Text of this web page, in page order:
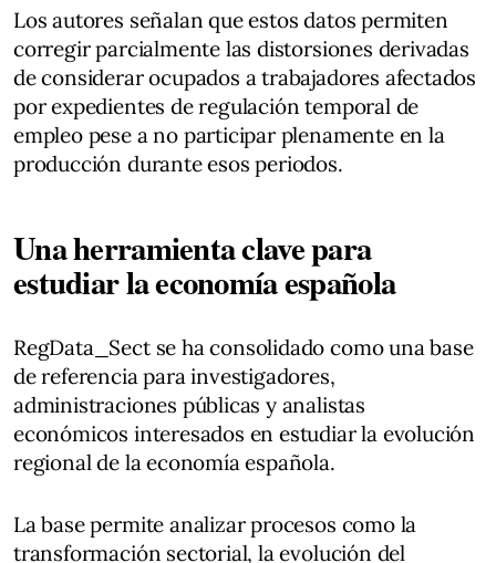
Los autores señalan que estos datos permiten
corregir parcialmente las distorsiones derivadas
de considerar ocupados a trabajadores afectados
por expedientes de regulación temporal de
empleo pese a no participar plenamente en la
producción durante esos periodos.
Una herramienta clave para
estudiar la economía española
RegData_Sect se ha consolidado como una base
de referencia para investigadores,
administraciones públicas y analistas
económicos interesados en estudiar la evolución
regional de la economía española.
La base permite analizar procesos como la
transformación sectorial, la evolución del